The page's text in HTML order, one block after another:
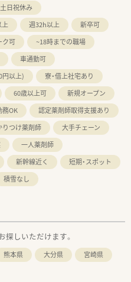
土日祝休み
上 週32h以上
新卒可
ク可
~18時までの職場
車通勤可
円以上)
寮・借上社宅あり
60歳以上可
新規オープン
務OK
認定薬剤師取得支援あり
りつけ薬剤師
大手チェーン
一人薬剤師
新幹線近く
短期・スポット
積雪なし
しいただけます。
熊本県 大分県
宮崎県